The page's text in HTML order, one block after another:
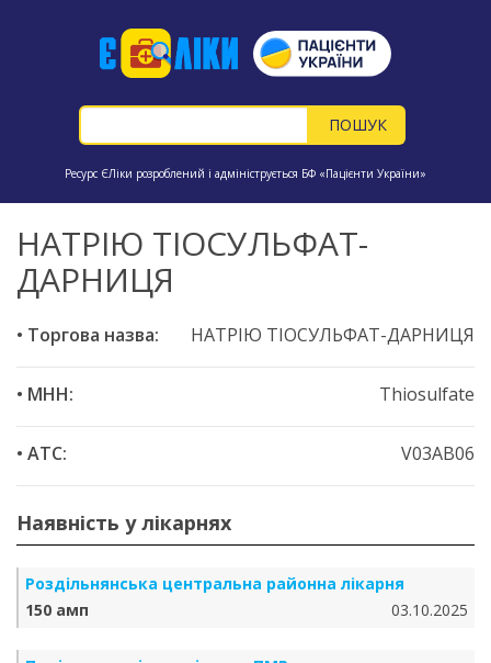
Ресурс ЄЛіки розроблений і адмініструється БФ «Пацієнти України»
НАТРІЮ ТІОСУЛЬФАТ-
ДАРНИЦЯ
• Торгова назва: НАТРІЮ ТІОСУЛЬФАТ-ДАРНИЦЯ
• МНН: Thiosulfate
• ATC: V03AB06
Наявність у лікарнях
Роздільнянська центральна районна лікарня
150 амп
03.10.2025